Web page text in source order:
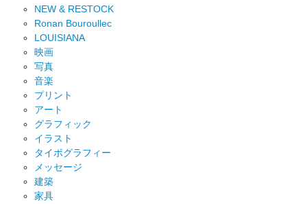
NEW & RESTOCK
Ronan Bouroullec
LOUISIANA
映画
写真
音楽
プリント
アート
グラフィック
イラスト
タイポグラフィー
メッセージ
建築
家具